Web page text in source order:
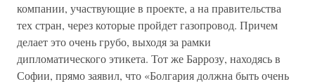
компании, участвующие в проекте, а на правительства
тех стран, через которые пройдет газопровод. Причем
делает это очень грубо, выходя за рамки
дипломатического этикета. Тот же Баррозу, находясь в
Софии, прямо заявил, что «Болгария должна быть очень